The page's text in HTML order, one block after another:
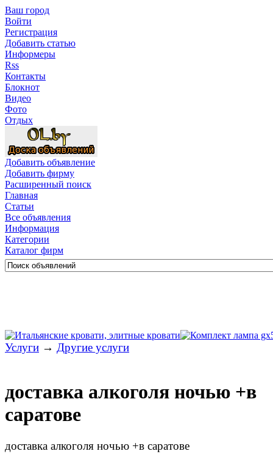
Ваш город
Войти
Регистрация
Добавить статью
Информеры
Rss
Контакты
Блокнот
Видео
Фото
Отдых
Добавить объявление
Добавить фирму
Расширенный поиск
Главная
Статьи
Все объявления
Информация
Категории
Каталог фирм
Услуги → Другие услуги
доставка алкоголя ночью +в
саратове
доставка алкоголя ночью +в саратове